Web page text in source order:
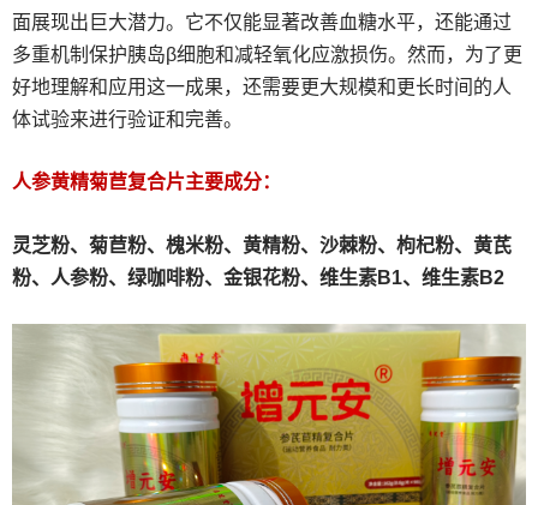
面展现出巨大潜力。它不仅能显著改善血糖水平，还能通过
多重机制保护胰岛β细胞和减轻氧化应激损伤。然而，为了更
好地理解和应用这一成果，还需要更大规模和更长时间的人
体试验来进行验证和完善。
人参黄精菊苣复合片主要成分：
灵芝粉、 菊苣粉、 槐米粉、 黄精粉、沙棘粉、枸杞粉、黄芪
粉、人参粉、绿咖啡粉、金银花粉、维生素B1、维生素B2